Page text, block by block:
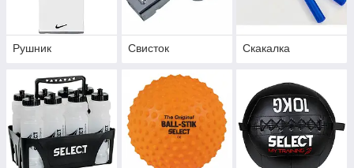
Рушник Свисток Скакалка